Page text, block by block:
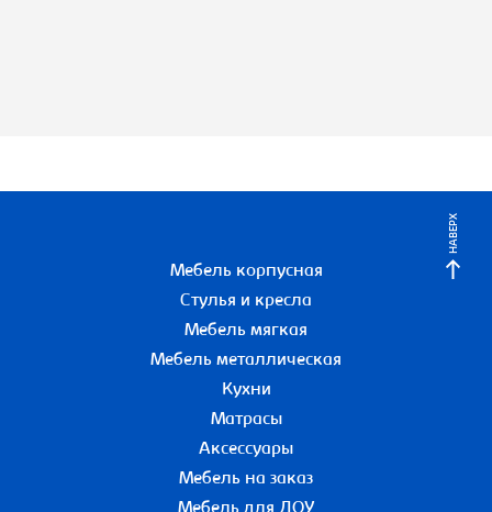
НАВЕРХ
Мебель корпусная
Стулья и кресла
Мебель мягкая
Мебель металлическая
Кухни
Матрасы
Аксессуары
Мебель на заказ